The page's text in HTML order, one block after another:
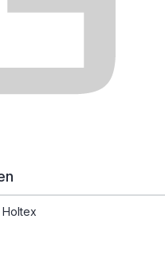
Holtex